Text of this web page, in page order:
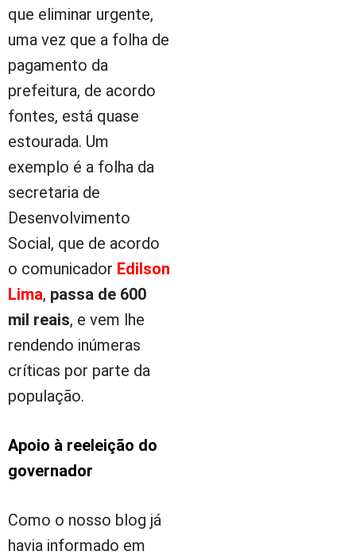
que eliminar urgente,
uma vez que a folha de
pagamento da
prefeitura, de acordo
fontes, está quase
estourada. Um
exemplo é a folha da
secretaria de
Desenvolvimento
Social, que de acordo
o comunicador Edilson
Lima, passa de 600
mil reais, e vem lhe
rendendo inúmeras
críticas por parte da
população.
Apoio à reeleição do
governador
Como o nosso blog já
havia informado em